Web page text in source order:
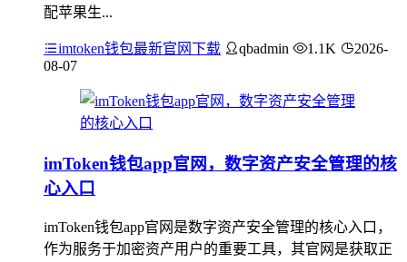
配苹果生...
imtoken钱包最新官网下载 qbadmin 1.1K
2026-
08-07
imToken钱包app官网，数字资产安全管理的核
心入口
imToken钱包app官网是数字资产安全管理的核心入口，
作为服务于加密资产用户的重要工具，其官网是获取正